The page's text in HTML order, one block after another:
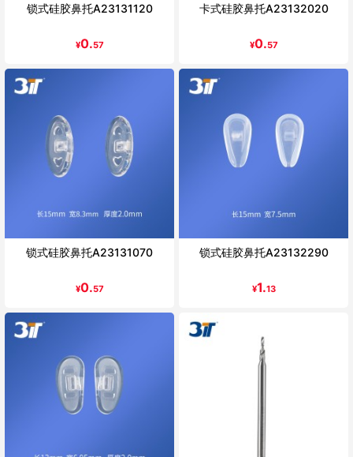
锁式硅胶鼻托A23131120
¥0.57
卡式硅胶鼻托A23132020
¥0.57
锁式硅胶鼻托A23131070
¥0.57
锁式硅胶鼻托A23132290
¥1.13